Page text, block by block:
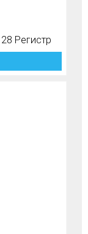
Регистр